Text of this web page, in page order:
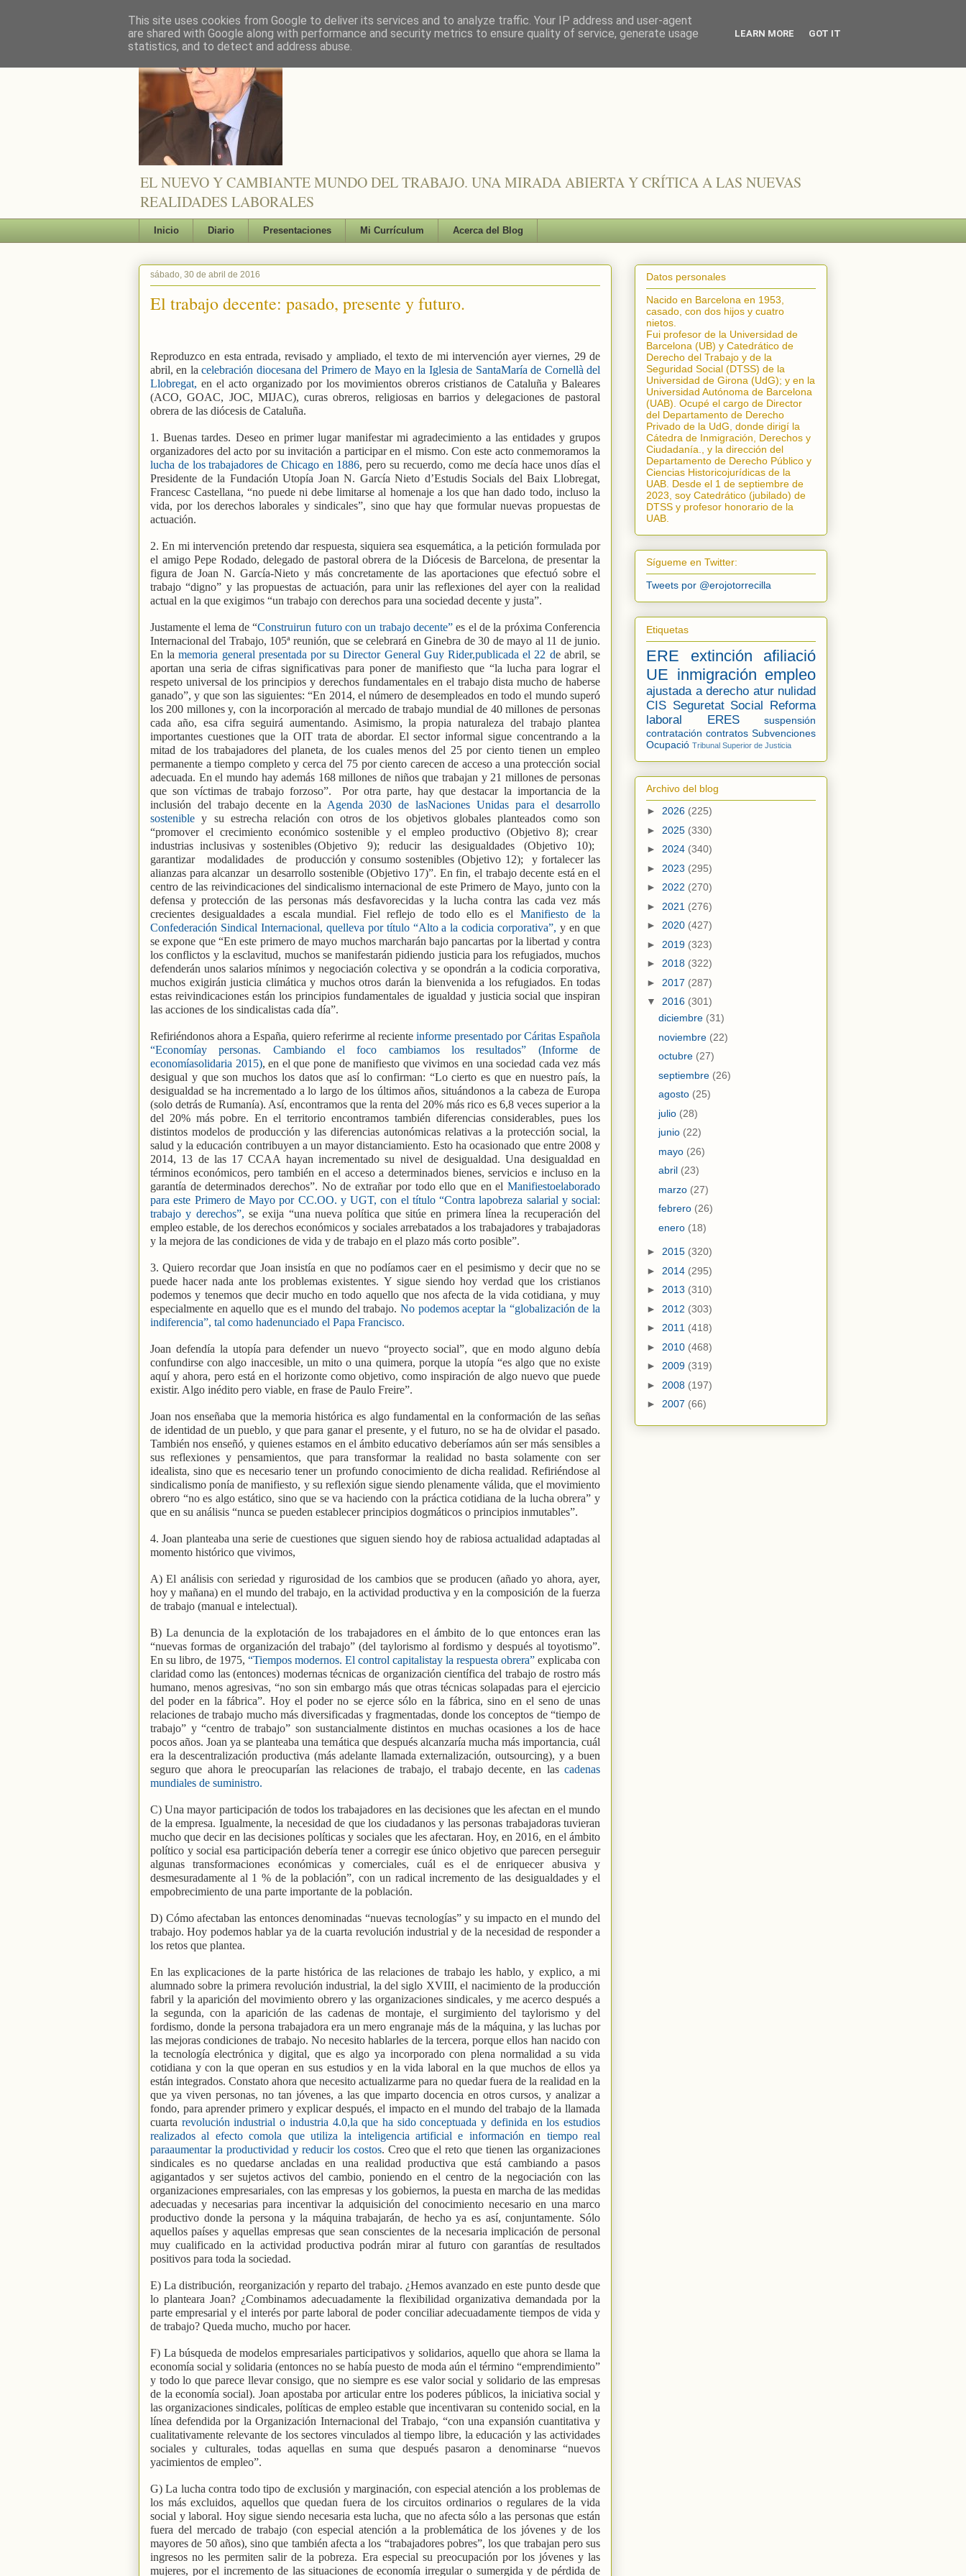
EL NUEVO Y CAMBIANTE MUNDO DEL TRABAJO. UNA MIRADA ABIERTA Y CRÍTICA A LAS NUEVAS
REALIDADES LABORALES
Inicio Diario Presentaciones Mi Currículum Acerca del Blog
sábado, 30 de abril de 2016
El trabajo decente: pasado, presente y futuro.
Reproduzco en esta entrada, revisado y ampliado, el texto de mi intervención ayer viernes, 29 de
abril, en lacelebración diocesana del Primero de Mayo en la Iglesia de SantaMaría de Cornellà del
Llobregat, en el acto organizado por los movimientos obreros cristianos de Cataluña y Baleares
(ACO, GOAC, JOC, MIJAC), curas obreros, religiosas en barrios y delegaciones de pastoral
obrera de las diócesis de Cataluña.
1. Buenas tardes. Deseo en primer lugar manifestar mi agradecimiento a las entidades y grupos
organizadores del acto por su invitación a participar en el mismo. Con este acto conmemoramos la
lucha de los trabajadores de Chicago en 1886, pero su recuerdo, como me decía hace unos días el
Presidente de la Fundación Utopía Joan N. García Nieto d’Estudis Socials del Baix Llobregat,
Francesc Castellana, “no puede ni debe limitarse al homenaje a los que han dado todo, incluso la
vida, por los derechos laborales y sindicales”, sino que hay que formular nuevas propuestas de
actuación.
2. En mi intervención pretendo dar respuesta, siquiera sea esquemática, a la petición formulada por
el amigo Pepe Rodado, delegado de pastoral obrera de la Diócesis de Barcelona, de presentar la
figura de Joan N. García-Nieto y más concretamente de las aportaciones que efectuó sobre el
trabajo “digno” y las propuestas de actuación, para unir las reflexiones del ayer con la realidad
actual en la que exigimos “un trabajo con derechos para una sociedad decente y justa”.
Justamente el lema de “Construirun futuro con un trabajo decente” es el de la próxima Conferencia
Internacional del Trabajo, 105ª reunión, que se celebrará en Ginebra de 30 de mayo al 11 de junio.
En lamemoria general presentada por su Director General Guy Rider,publicada el 22 de abril, se
aportan una seria de cifras significativas para poner de manifiesto que “la lucha para lograr el
respeto universal de los principios y derechos fundamentales en el trabajo dista mucho de haberse
ganado”, y que son las siguientes: “En 2014, el número de desempleados en todo el mundo superó
los 200 millones y, con la incorporación al mercado de trabajo mundial de 40 millones de personas
cada año, esa cifra seguirá aumentando. Asimismo, la propia naturaleza del trabajo plantea
importantes cuestiones que la OIT trata de abordar. El sector informal sigue concentrando a la
mitad de los trabajadores del planeta, de los cuales menos del 25 por ciento tienen un empleo
permanente a tiempo completo y cerca del 75 por ciento carecen de acceso a una protección social
adecuada. En el mundo hay además 168 millones de niños que trabajan y 21 millones de personas
que son víctimas de trabajo forzoso”.
Por otra parte, hay que destacar la importancia de la
inclusión del trabajo decente en la Agenda 2030 de lasNaciones Unidas para el desarrollo
sostenible y su estrecha relación con otros de los objetivos globales planteados como son
“promover el crecimiento económico sostenible y el empleo productivo (Objetivo 8); crear
industrias inclusivas y sostenibles (Objetivo 9); reducir las desigualdades (Objetivo
10);
garantizar
modalidades de producción y consumo sostenibles (Objetivo 12);
y fortalecer las
alianzas para alcanzar un desarrollo sostenible (Objetivo 17)”. En fin, el trabajo decente está en el
centro de las reivindicaciones del sindicalismo internacional de este Primero de Mayo, junto con la
defensa y protección de las personas más desfavorecidas y la lucha contra las cada vez más
crecientes desigualdades a escala mundial. Fiel reflejo de todo ello es el Manifiesto de la
Confederación Sindical Internacional, quelleva por título “Alto a la codicia corporativa”, y en que
se expone que “En este primero de mayo muchos marcharán bajo pancartas por la libertad y contra
los conflictos y la esclavitud, muchos se manifestarán pidiendo justicia para los refugiados, muchos
defenderán unos salarios mínimos y negociación colectiva y se opondrán a la codicia corporativa,
muchos exigirán justicia climática y muchos otros darán la bienvenida a los refugiados. En todas
estas reivindicaciones están los principios fundamentales de igualdad y justicia social que inspiran
las acciones de los sindicalistas cada día”.
Refiriéndonos ahora a España, quiero referirme al reciente informe presentado por Cáritas Española
“Economíay personas. Cambiando el foco cambiamos los resultados” (Informe de
economíasolidaria 2015), en el que pone de manifiesto que vivimos en una sociedad cada vez más
desigual y que son muchos los datos que así lo confirman: “Lo cierto es que en nuestro país, la
desigualdad se ha incrementado a lo largo de los últimos años, situándonos a la cabeza de Europa
(solo detrás de Rumanía). Así, encontramos que la renta del 20% más rico es 6,8 veces superior a la
del 20% más pobre. En el territorio encontramos también diferencias considerables, pues los
distintos modelos de producción y las diferencias autonómicas relativas a la protección social, la
salud y la educación contribuyen a un mayor distanciamiento. Esto ha ocasionado que entre 2008 y
2014, 13 de las 17 CCAA hayan incrementado su nivel de desigualdad. Una desigualdad en
términos económicos, pero también en el acceso a determinados bienes, servicios e incluso en la
garantía de determinados derechos”. No de extrañar por todo ello que en el Manifiestoelaborado
para este Primero de Mayo por CC.OO. y UGT, con el título “Contra lapobreza salarial y social:
trabajo y derechos”, se exija “una nueva política que sitúe en primera línea la recuperación del
empleo estable, de los derechos económicos y sociales arrebatados a los trabajadores y trabajadoras
y la mejora de las condiciones de vida y de trabajo en el plazo más corto posible”.
3. Quiero recordar que Joan insistía en que no podíamos caer en el pesimismo y decir que no se
puede hacer nada ante los problemas existentes. Y sigue siendo hoy verdad que los cristianos
podemos y tenemos que decir mucho en todo aquello que nos afecta de la vida cotidiana, y muy
especialmente en aquello que es el mundo del trabajo. No podemos aceptar la “globalización de la
indiferencia”, tal como hadenunciado el Papa Francisco.
Joan defendía la utopía para defender un nuevo “proyecto social”, que en modo alguno debía
confundirse con algo inaccesible, un mito o una quimera, porque la utopía “es algo que no existe
aquí y ahora, pero está en el horizonte como objetivo, como inspiración de algo nuevo que puede
existir. Algo inédito pero viable, en frase de Paulo Freire”.
Joan nos enseñaba que la memoria histórica es algo fundamental en la conformación de las señas
de identidad de un pueblo, y que para ganar el presente, y el futuro, no se ha de olvidar el pasado.
También nos enseñó, y quienes estamos en el ámbito educativo deberíamos aún ser más sensibles a
sus reflexiones y pensamientos, que para transformar la realidad no basta solamente con ser
idealista, sino que es necesario tener un profundo conocimiento de dicha realidad. Refiriéndose al
sindicalismo ponía de manifiesto, y su reflexión sigue siendo plenamente válida, que el movimiento
obrero “no es algo estático, sino que se va haciendo con la práctica cotidiana de la lucha obrera” y
que en su análisis “nunca se pueden establecer principios dogmáticos o principios inmutables”.
4. Joan planteaba una serie de cuestiones que siguen siendo hoy de rabiosa actualidad adaptadas al
momento histórico que vivimos,
A) El análisis con seriedad y rigurosidad de los cambios que se producen (añado yo ahora, ayer,
hoy y mañana) en el mundo del trabajo, en la actividad productiva y en la composición de la fuerza
de trabajo (manual e intelectual).
B) La denuncia de la explotación de los trabajadores en el ámbito de lo que entonces eran las
“nuevas formas de organización del trabajo” (del taylorismo al fordismo y después al toyotismo”.
En su libro, de 1975, “Tiempos modernos. El control capitalistay la respuesta obrera” explicaba con
claridad como las (entonces) modernas técnicas de organización científica del trabajo de rostro más
humano, menos agresivas, “no son sin embargo más que otras técnicas solapadas para el ejercicio
del poder en la fábrica”. Hoy el poder no se ejerce sólo en la fábrica, sino en el seno de unas
relaciones de trabajo mucho más diversificadas y fragmentadas, donde los conceptos de “tiempo de
trabajo” y “centro de trabajo” son sustancialmente distintos en muchas ocasiones a los de hace
pocos años. Joan ya se planteaba una temática que después alcanzaría mucha más importancia, cuál
era la descentralización productiva (más adelante llamada externalización, outsourcing), y a buen
seguro que ahora le preocuparían las relaciones de trabajo, el trabajo decente, en las cadenas
mundiales de suministro.
C) Una mayor participación de todos los trabajadores en las decisiones que les afectan en el mundo
de la empresa. Igualmente, la necesidad de que los ciudadanos y las personas trabajadoras tuvieran
mucho que decir en las decisiones políticas y sociales que les afectaran. Hoy, en 2016, en el ámbito
político y social esa participación debería tener a corregir ese único objetivo que parecen perseguir
algunas transformaciones económicas y comerciales, cuál es el de enriquecer abusiva y
desmesuradamente al 1 % de la población”, con un radical incremento de las desigualdades y el
empobrecimiento de una parte importante de la población.
D) Cómo afectaban las entonces denominadas “nuevas tecnologías” y su impacto en el mundo del
trabajo. Hoy podemos hablar ya de la cuarta revolución industrial y de la necesidad de responder a
los retos que plantea.
En las explicaciones de la parte histórica de las relaciones de trabajo les hablo, y explico, a mi
alumnado sobre la primera revolución industrial, la del siglo XVIII, el nacimiento de la producción
fabril y la aparición del movimiento obrero y las organizaciones sindicales, y me acerco después a
la segunda, con la aparición de las cadenas de montaje, el surgimiento del taylorismo y del
fordismo, donde la persona trabajadora era un mero engranaje más de la máquina, y las luchas por
las mejoras condiciones de trabajo. No necesito hablarles de la tercera, porque ellos han nacido con
la tecnología electrónica y digital, que es algo ya incorporado con plena normalidad a su vida
cotidiana y con la que operan en sus estudios y en la vida laboral en la que muchos de ellos ya
están integrados. Constato ahora que necesito actualizarme para no quedar fuera de la realidad en la
que ya viven personas, no tan jóvenes, a las que imparto docencia en otros cursos, y analizar a
fondo, para aprender primero y explicar después, el impacto en el mundo del trabajo de la llamada
cuarta revolución industrial o industria 4.0,la que ha sido conceptuada y definida en los estudios
realizados al efecto comola que utiliza la inteligencia artificial e información en tiempo real
paraaumentar la productividad y reducir los costos. Creo que el reto que tienen las organizaciones
sindicales es no quedarse ancladas en una realidad productiva que está cambiando a pasos
agigantados y ser sujetos activos del cambio, poniendo en el centro de la negociación con las
organizaciones empresariales, con las empresas y los gobiernos, la puesta en marcha de las medidas
adecuadas y necesarias para incentivar la adquisición del conocimiento necesario en una marco
productivo donde la persona y la máquina trabajarán, de hecho ya es así, conjuntamente. Sólo
aquellos países y aquellas empresas que sean conscientes de la necesaria implicación de personal
muy cualificado en la actividad productiva podrán mirar al futuro con garantías de resultados
positivos para toda la sociedad.
E) La distribución, reorganización y reparto del trabajo. ¿Hemos avanzado en este punto desde que
lo planteara Joan? ¿Combinamos adecuadamente la flexibilidad organizativa demandada por la
parte empresarial y el interés por parte laboral de poder conciliar adecuadamente tiempos de vida y
de trabajo? Queda mucho, mucho por hacer.
F) La búsqueda de modelos empresariales participativos y solidarios, aquello que ahora se llama la
economía social y solidaria (entonces no se había puesto de moda aún el término “emprendimiento”
y todo lo que parece llevar consigo, que no siempre es ese valor social y solidario de las empresas
de la economía social). Joan apostaba por articular entre los poderes públicos, la iniciativa social y
las organizaciones sindicales, políticas de empleo estable que incentivaran su contenido social, en la
línea defendida por la Organización Internacional del Trabajo, “con una expansión cuantitativa y
cualitativamente relevante de los sectores vinculados al tiempo libre, la educación y las actividades
sociales y culturales, todas aquellas en suma que después pasaron a denominarse “nuevos
yacimientos de empleo”.
G) La lucha contra todo tipo de exclusión y marginación, con especial atención a los problemas de
los más excluidos, aquellos que quedan fuera de los circuitos ordinarios o regulares de la vida
social y laboral. Hoy sigue siendo necesaria esta lucha, que no afecta sólo a las personas que están
fuera del mercado de trabajo (con especial atención a la problemática de los jóvenes y de los
mayores de 50 años), sino que también afecta a los “trabajadores pobres”, los que trabajan pero sus
ingresos no les permiten salir de la pobreza. Era especial su preocupación por los jóvenes y las
mujeres, por el incremento de las situaciones de economía irregular o sumergida y de pérdida de
Datos personales
Nacido en Barcelona en 1953,
casado, con dos hijos y cuatro
nietos.
Fui profesor de la Universidad de
Barcelona (UB) y Catedrático de
Derecho del Trabajo y de la
Seguridad Social (DTSS) de la
Universidad de Girona (UdG); y en la
Universidad Autónoma de Barcelona
(UAB). Ocupé el cargo de Director
del Departamento de Derecho
Privado de la UdG, donde dirigí la
Cátedra de Inmigración, Derechos y
Ciudadanía.
, y la dirección del
Departamento de Derecho Público y
Ciencias Historicojurídicas de la
UAB. Desde el 1 de septiembre de
2023, soy Catedrático (jubilado) de
DTSS y profesor honorario de la
UAB.
Sígueme en Twitter:
Tweets por @erojotorrecilla
Etiquetas
ERE extinción
afiliació
UE inmigración empleo
ajustada a derecho atur nulidad
CIS Seguretat Social Reforma
laboral
ERES
suspensión
contratación contratos Subvenciones
Ocupació Tribunal Superior de Justicia
Archivo del blog
► 2026 (225)
► 2025 (330)
► 2024 (340)
► 2023 (295)
► 2022 (270)
► 2021 (276)
► 2020 (427)
► 2019 (323)
► 2018 (322)
► 2017 (287)
▼ 2016 (301)
diciembre (31)
noviembre (22)
octubre (27)
septiembre (26)
agosto (25)
julio (28)
junio (22)
mayo (26)
abril (23)
marzo (27)
febrero (26)
enero (18)
► 2015 (320)
► 2014 (295)
► 2013 (310)
► 2012 (303)
► 2011 (418)
► 2010 (468)
► 2009 (319)
► 2008 (197)
► 2007 (66)
This site uses cookies from Google to deliver its services and to analyze traffic. Your IP address and user-agent
are shared with Google along with performance and security metrics to ensure quality of service, generate usage
statistics, and to detect and address abuse.
LEARN MORE GOT IT